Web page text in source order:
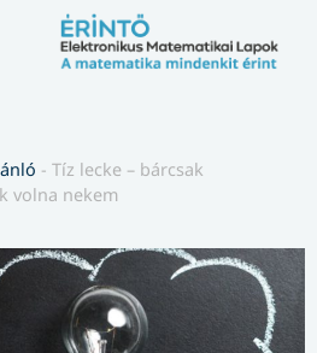
- Tíz lecke – bárcsak
volna nekem